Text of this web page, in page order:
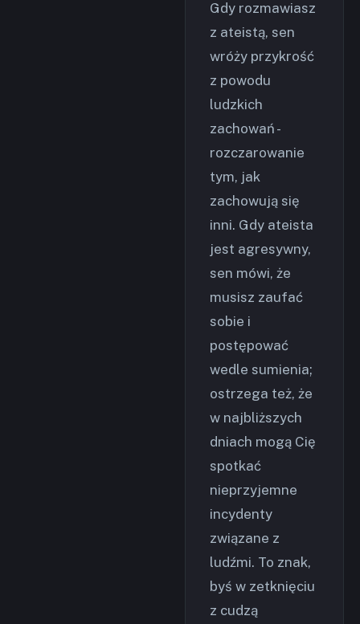
Gdy rozmawiasz
z ateistą, sen
wróży przykrość
z powodu
ludzkich
zachowań -
rozczarowanie
tym, jak
zachowują się
inni. Gdy ateista
jest agresywny,
sen mówi, że
musisz zaufać
sobie i
postępować
wedle sumienia;
ostrzega też, że
w najbliższych
dniach mogą Cię
spotkać
nieprzyjemne
incydenty
związane z
ludźmi. To znak,
byś w zetknięciu
z cudzą